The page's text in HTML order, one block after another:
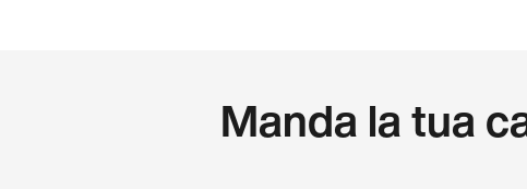
Manda la tua